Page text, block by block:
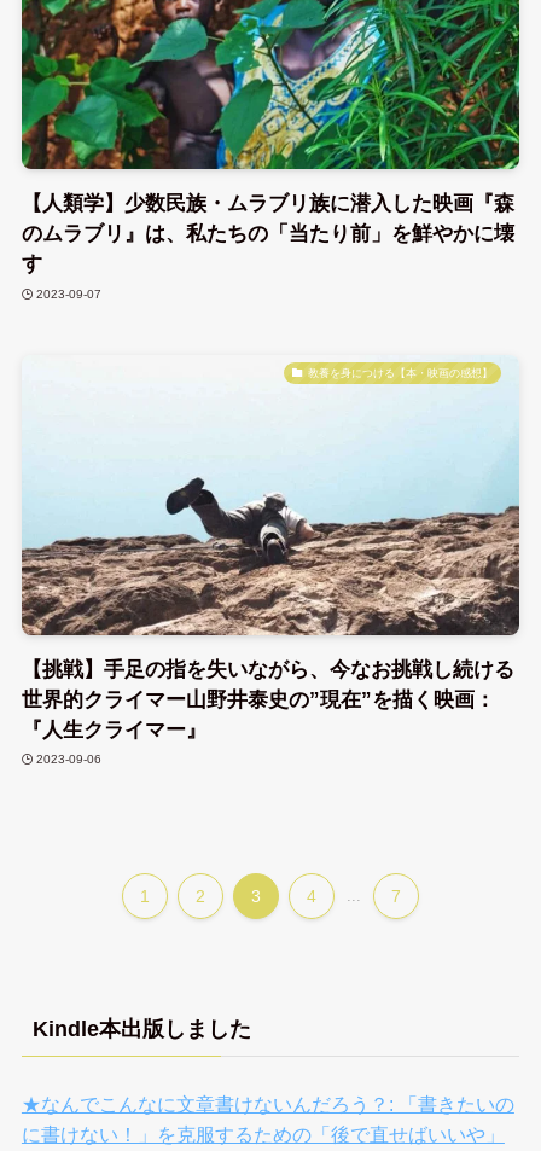
【人類学】少数民族・ムラブリ族に潜入した映画『森
のムラブリ』は、私たちの「当たり前」を鮮やかに壊
す
2023-09-07
教養を身につける【本・映画の感想】
【挑戦】手足の指を失いながら、今なお挑戦し続ける
世界的クライマー山野井泰史の”現在”を描く映画：
『人生クライマー』
2023-09-06
1 2 3 4 7
Kindle本出版しました
★なんでこんなに文章書けないんだろう？: 「書きたいの
に書けない！」を克服するための「後で直せばいいや」